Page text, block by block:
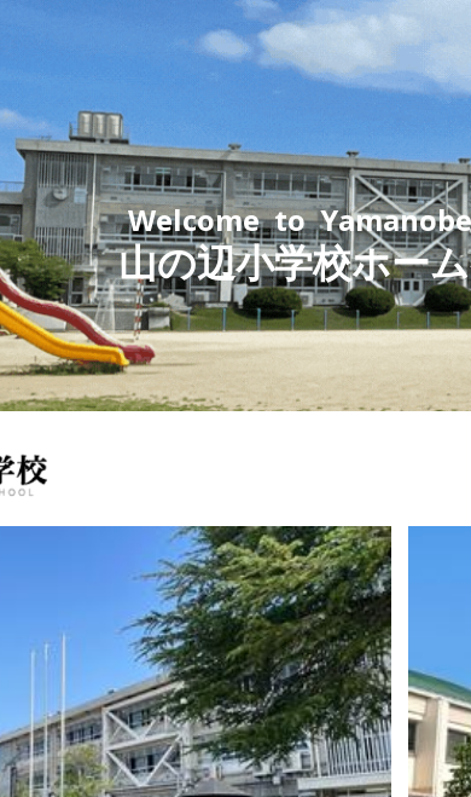
Skip to
Welcome to
山の辺小学校ホー